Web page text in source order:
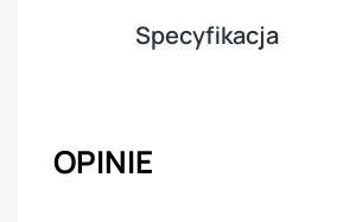
Specyfikacja
OPINIE